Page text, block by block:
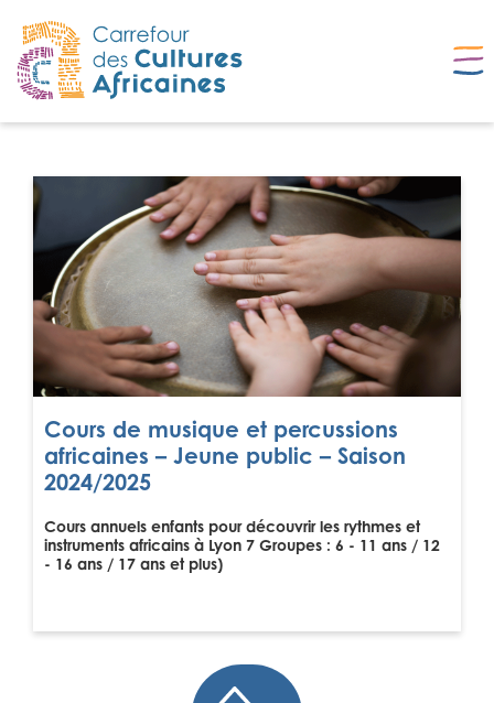
Cours de musique et percussions
africaines – Jeune public – Saison
2024/2025
Cours annuels enfants pour découvrir les rythmes et
instruments africains à Lyon 7 Groupes : 6 - 11 ans / 12
- 16 ans / 17 ans et plus)